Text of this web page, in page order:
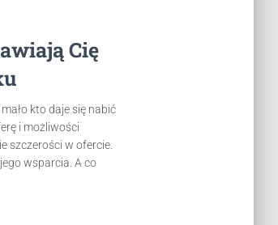
Cię
kto daje się nabić
i możliwości
szczerości w ofercie.
wsparcia. A co